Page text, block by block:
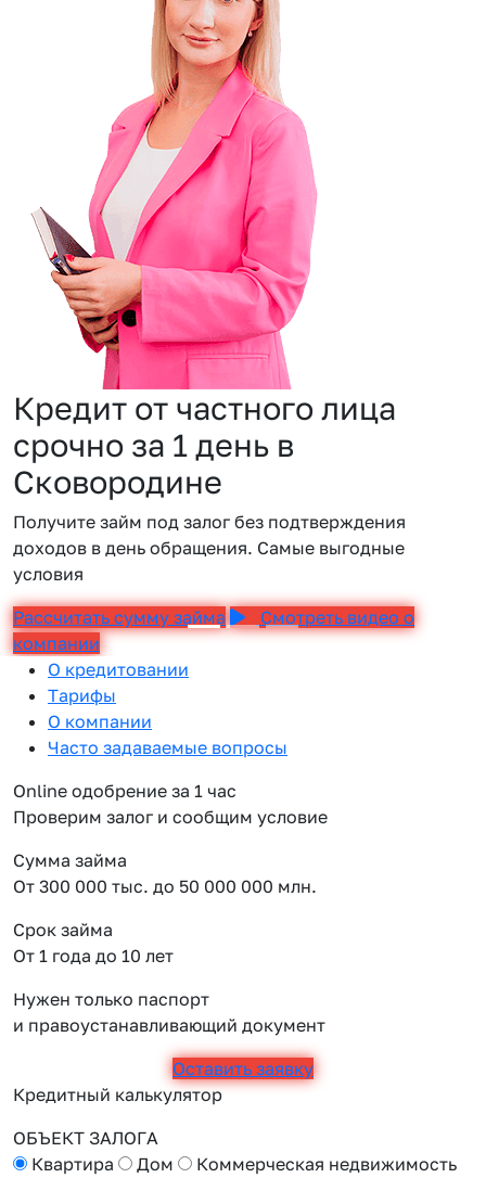
Кредит от частного лица
срочно за 1 день в
Сковородине
Получите займ под залог без подтверждения
доходов в день обращения. Самые выгодные
условия
Рассчитать сумму займа
Смотреть видео о
компании
О кредитовании
Тарифы
О компании
Часто задаваемые вопросы
Online одобрение за 1 час
Проверим залог и сообщим условие
Сумма займа
От 300 000 тыс. до 50 000 000 млн.
Срок займа
От 1 года до 10 лет
Нужен только паспорт
и правоустанавливающий документ
Оставить заявку
Кредитный калькулятор
ОБЪЕКТ ЗАЛОГА
Квартира
Дом
Коммерческая недвижимость